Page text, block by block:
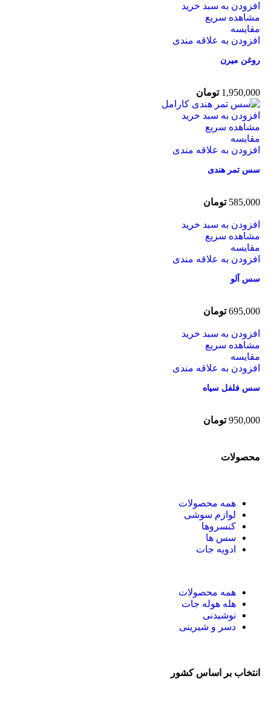
افزودن به سبد خرید
مشاهده سریع
مقایسه
افزودن به علاقه مندی
روغن میرن
1,950,000 تومان
افزودن به سبد خرید
مشاهده سریع
مقایسه
افزودن به علاقه مندی
سس تمر هندی
585,000 تومان
افزودن به سبد خرید
مشاهده سریع
مقایسه
افزودن به علاقه مندی
سس آلو
695,000 تومان
افزودن به سبد خرید
مشاهده سریع
مقایسه
افزودن به علاقه مندی
سس فلفل سیاه
950,000 تومان
محصولات
همه محصولات
لوازم سوشی
کنسروها
سس ها
ادویه جات
همه محصولات
هله هوله جات
نوشیدنی
دسر و شیرینی
انتخاب بر اساس کشور